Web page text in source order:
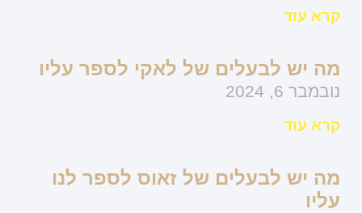
קרא עוד
מה יש לבעלים של לאקי לספר עליו
נובמבר 6, 2024
קרא עוד
מה יש לבעלים של זאוס לספר לנו
עליו